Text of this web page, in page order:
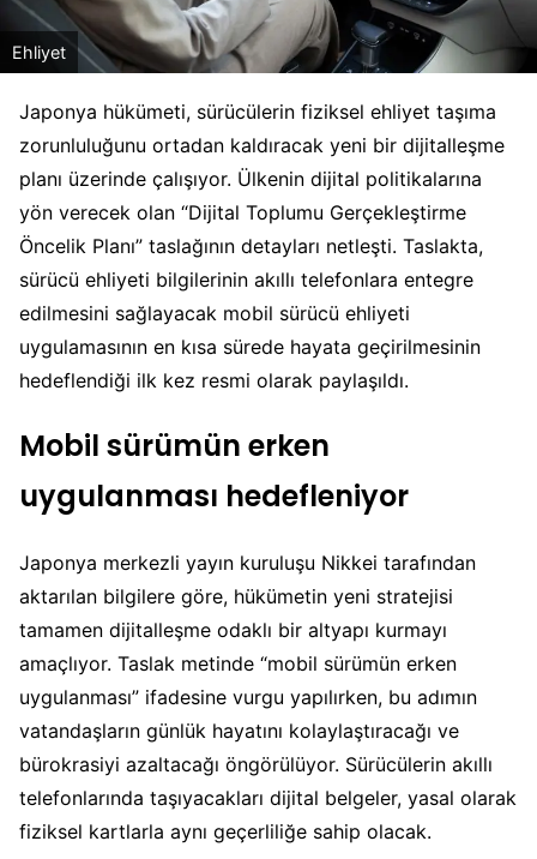
Ehliyet
Japonya hükümeti, sürücülerin fiziksel ehliyet taşıma
zorunluluğunu ortadan kaldıracak yeni bir dijitalleşme
planı üzerinde çalışıyor. Ülkenin dijital politikalarına
yön verecek olan “Dijital Toplumu Gerçekleştirme
Öncelik Planı” taslağının detayları netleşti. Taslakta,
sürücü ehliyeti bilgilerinin akıllı telefonlara entegre
edilmesini sağlayacak mobil sürücü ehliyeti
uygulamasının en kısa sürede hayata geçirilmesinin
hedeflendiği ilk kez resmi olarak paylaşıldı.
Mobil sürümün erken
uygulanması hedefleniyor
Japonya merkezli yayın kuruluşu Nikkei tarafından
aktarılan bilgilere göre, hükümetin yeni stratejisi
tamamen dijitalleşme odaklı bir altyapı kurmayı
amaçlıyor. Taslak metinde “mobil sürümün erken
uygulanması” ifadesine vurgu yapılırken, bu adımın
vatandaşların günlük hayatını kolaylaştıracağı ve
bürokrasiyi azaltacağı öngörülüyor. Sürücülerin akıllı
telefonlarında taşıyacakları dijital belgeler, yasal olarak
fiziksel kartlarla aynı geçerliliğe sahip olacak.